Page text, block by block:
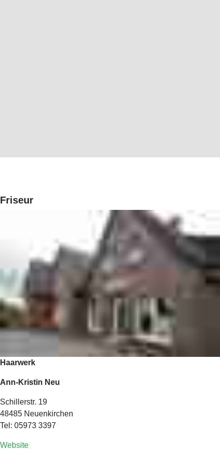
Friseur
Haarwerk
Ann-Kristin Neu
Schillerstr. 19
48485 Neuenkirchen
Tel: 05973 3397
Website